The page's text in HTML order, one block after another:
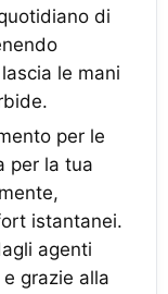
di
le mani
per le
per la tua
istantanei.
agenti
grazie alla